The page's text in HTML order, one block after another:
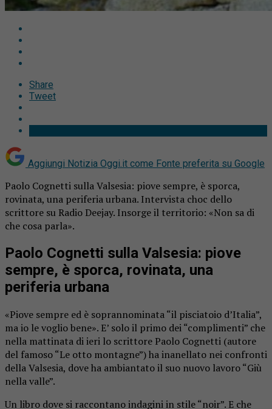
Share
Tweet
Aggiungi Notizia Oggi.it come Fonte preferita su Google
Paolo Cognetti sulla Valsesia: piove sempre, è sporca,
rovinata, una periferia urbana. Intervista choc dello
scrittore su Radio Deejay. Insorge il territorio: «Non sa di
che cosa parla».
Paolo Cognetti sulla Valsesia: piove
sempre, è sporca, rovinata, una
periferia urbana
«Piove sempre ed è soprannominata “il pisciatoio d’Italia”,
ma io le voglio bene». E’ solo il primo dei “complimenti” che
nella mattinata di ieri lo scrittore Paolo Cognetti (autore
del famoso “Le otto montagne”) ha inanellato nei confronti
della Valsesia, dove ha ambiantato il suo nuovo lavoro “Giù
nella valle”.
Un libro dove si raccontano indagini in stile “noir”. E che